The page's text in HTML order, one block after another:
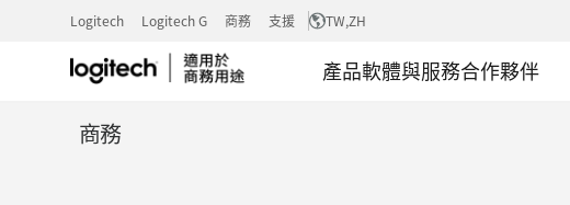
適Logitech Logitech G 商務 支援 TW,ZH
產品軟體與服務合作夥伴
商務